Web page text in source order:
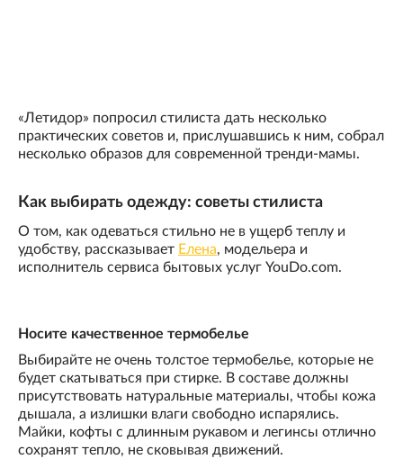
«Летидор» попросил стилиста дать несколько
практических советов и, прислушавшись к ним, собрал
несколько образов для современной тренди-мамы.
Как выбирать одежду: советы стилиста
О том, как одеваться стильно не в ущерб теплу и
удобству, рассказывает Елена, модельера и
исполнитель сервиса бытовых услуг YouDo.com.
Носите качественное термобелье
Выбирайте не очень толстое термобелье, которые не
будет скатываться при стирке. В составе должны
присутствовать натуральные материалы, чтобы кожа
дышала, а излишки влаги свободно испарялись.
Майки, кофты с длинным рукавом и легинсы отлично
сохранят тепло, не сковывая движений.